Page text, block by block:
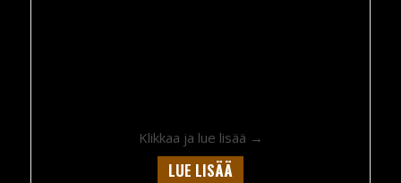
Klikkaa ja lue lisää →
LUE LISÄÄ